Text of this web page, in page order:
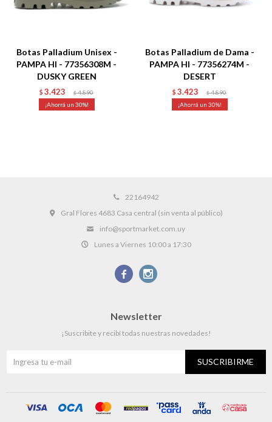
Botas Palladium Unisex -
PAMPA HI - 77356308M -
DUSKY GREEN
$ 3.423 $ 4.890
30
Botas Palladium de Dama -
PAMPA HI - 77356274M -
DESERT
$ 3.423 $ 4.890
30
22164942
Gral Flores 4683 Casa central (sin venta al público)
info@sportmarket.com.uy
Lunes a Viernes 10:00 a 17:30
 
Newsletter
¡Suscribite y recibí todas nuestras novedades!
SUSCRIBIRME